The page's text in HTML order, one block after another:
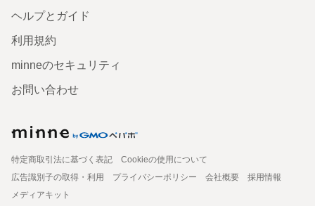
ヘルプとガイド
利用規約
minneのセキュリティ
お問い合わせ
特定商取引法に基づく表記
Cookieの使用について
広告識別子の取得・利用
プライバシーポリシー 会社概要
採用情報
メディアキット